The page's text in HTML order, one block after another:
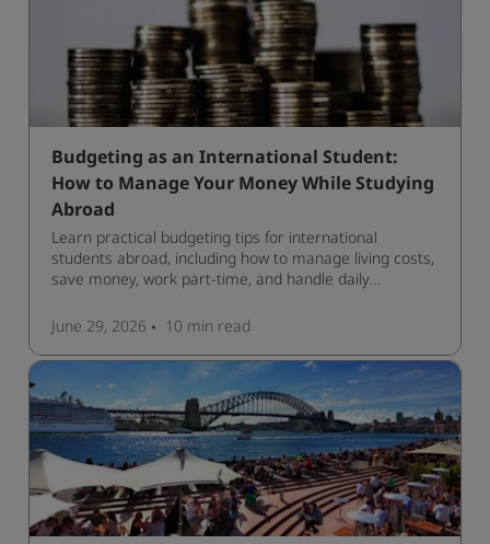
Budgeting as an International Student:
How to Manage Your Money While Studying
Abroad
Learn practical budgeting tips for international
students abroad, including how to manage living costs,
save money, work part-time, and handle daily
June 29, 2026
10 min read